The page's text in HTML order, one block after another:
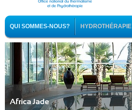
QUI SOMMES-NOUS? HYDROTHÉRAPIE
Africa Jade